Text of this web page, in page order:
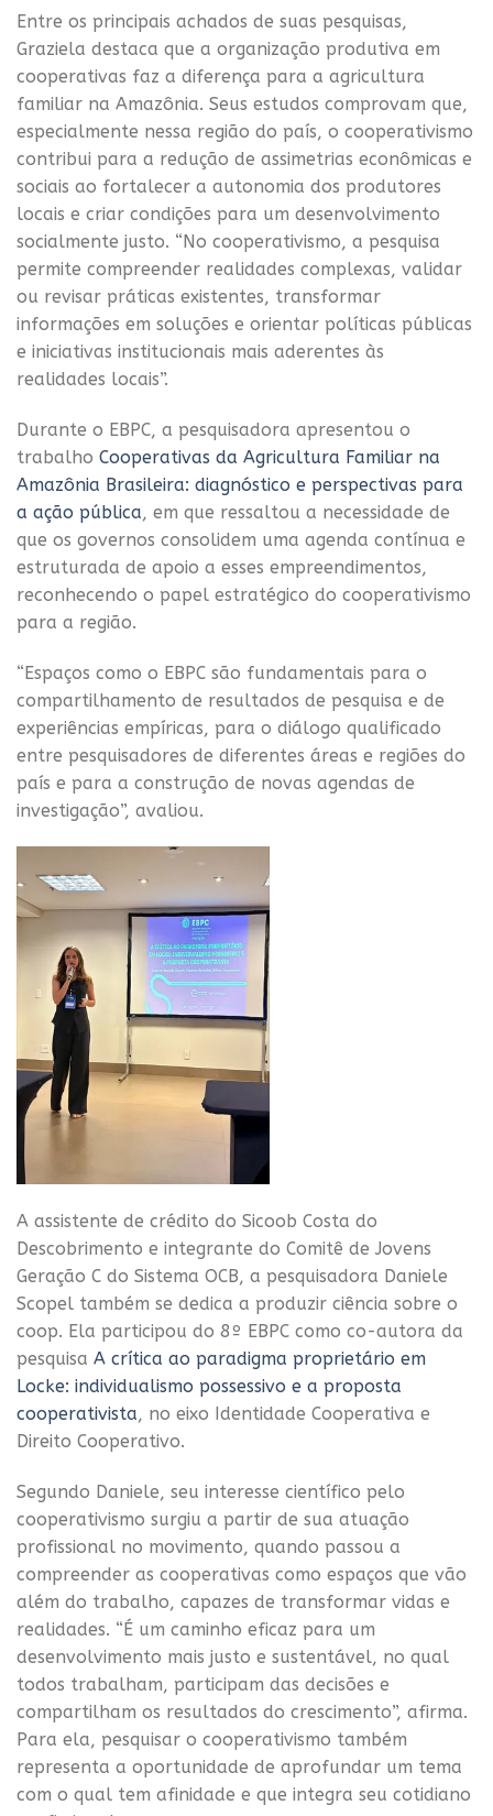
Entre os principais achados de suas pesquisas,
Graziela destaca que a organização produtiva em
cooperativas faz a diferença para a agricultura
familiar na Amazônia. Seus estudos comprovam que,
especialmente nessa região do país, o cooperativismo
contribui para a redução de assimetrias econômicas e
sociais ao fortalecer a autonomia dos produtores
locais e criar condições para um desenvolvimento
socialmente justo. “No cooperativismo, a pesquisa
permite compreender realidades complexas, validar
ou revisar práticas existentes, transformar
informações em soluções e orientar políticas públicas
e iniciativas institucionais mais aderentes às
realidades locais”.
Durante o EBPC, a pesquisadora apresentou o
trabalho Cooperativas da Agricultura Familiar na
Amazônia Brasileira: diagnóstico e perspectivas para
a ação pública, em que ressaltou a necessidade de
que os governos consolidem uma agenda contínua e
estruturada de apoio a esses empreendimentos,
reconhecendo o papel estratégico do cooperativismo
para a região.
“Espaços como o EBPC são fundamentais para o
compartilhamento de resultados de pesquisa e de
experiências empíricas, para o diálogo qualificado
entre pesquisadores de diferentes áreas e regiões do
país e para a construção de novas agendas de
investigação”, avaliou.
A assistente de crédito do Sicoob Costa do
Descobrimento e integrante do Comitê de Jovens
Geração C do Sistema OCB, a pesquisadora Daniele
Scopel também se dedica a produzir ciência sobre o
coop. Ela participou do 8º EBPC como co-autora da
pesquisa A crítica ao paradigma proprietário em
Locke: individualismo possessivo e a proposta
cooperativista, no eixo Identidade Cooperativa e
Direito Cooperativo.
Segundo Daniele, seu interesse científico pelo
cooperativismo surgiu a partir de sua atuação
profissional no movimento, quando passou a
compreender as cooperativas como espaços que vão
além do trabalho, capazes de transformar vidas e
realidades. “É um caminho eficaz para um
desenvolvimento mais justo e sustentável, no qual
todos trabalham, participam das decisões e
compartilham os resultados do crescimento”, afirma.
Para ela, pesquisar o cooperativismo também
representa a oportunidade de aprofundar um tema
com o qual tem afinidade e que integra seu cotidiano